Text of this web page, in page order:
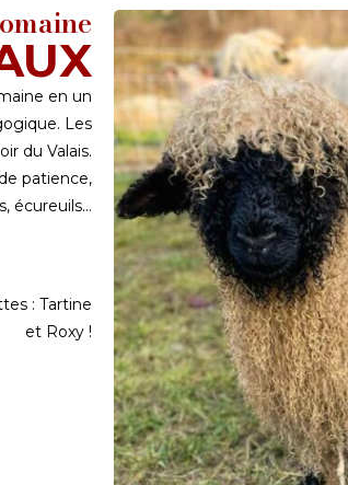
en un
Les
du Valais.
patience,
écureuils…
: Tartine
et Roxy !